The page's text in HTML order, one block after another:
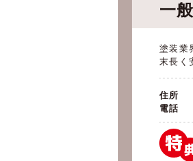
一
塗装業
末長く
住所
電話